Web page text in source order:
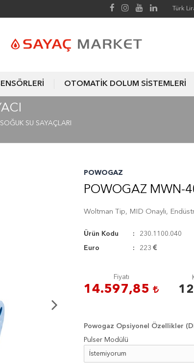
Türk
OTOMATİK DOLUM SİSTEMLERİ
SU SAYAÇLARI
POWOGAZ
POWOGAZ MWN-
Woltman Tip, MID Onaylı,
Ürün Kodu 230.1100.040
Euro 223
Fiyatı
14.597,85
Powogaz Opsiyonel Özellikler
Pulser Modülü